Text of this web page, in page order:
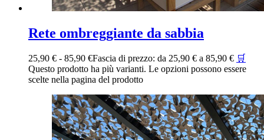
Rete ombreggiante da sabbia
25,90 € - 85,90 €Fascia di prezzo: da 25,90 € a 85,90 € 🛒
Questo prodotto ha più varianti. Le opzioni possono essere
scelte nella pagina del prodotto